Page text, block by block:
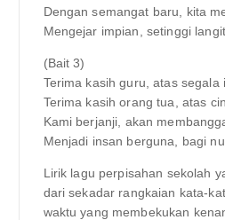
Dengan semangat baru, kita
Mengejar impian, setinggi
(Bait 3)
Terima kasih guru, atas segala
Terima kasih orang tua, atas
Kami berjanji, akan
Menjadi insan berguna, bagi
Lirik lagu perpisahan sekolah
dari sekadar rangkaian kata-
waktu yang membekukan